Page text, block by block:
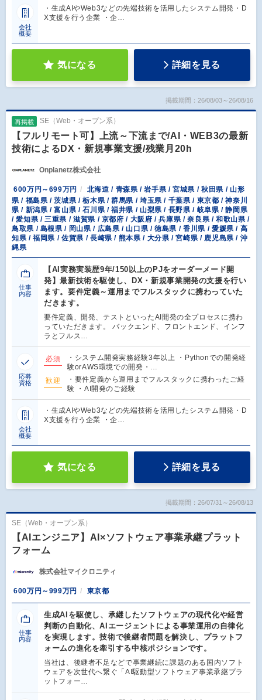
会社
概要
・生成AIやWeb3などの先端技術を活用したシステム開発・D
X支援を行う企業 ・企…
気になる 詳細を見る
掲載期間：26/08/03～26/08/16
再掲載 SE（Web・オープン系）
【フルリモート可】上流～下流まで/AI・WEB3の最新
技術によるDX・新規事業支援/残業月20h
Onplanetz株式会社
600万円～699万円
北海道 / 青森県 / 岩手県 / 宮城県 / 秋田県 / 山形
県 / 福島県 / 茨城県 / 栃木県 / 群馬県 / 埼玉県 / 千葉県 / 東京都 / 神奈川
県 / 新潟県 / 富山県 / 石川県 / 福井県 / 山梨県 / 長野県 / 岐阜県 / 静岡県
/ 愛知県 / 三重県 / 滋賀県 / 京都府 / 大阪府 / 兵庫県 / 奈良県 / 和歌山県 /
鳥取県 / 島根県 / 岡山県 / 広島県 / 山口県 / 徳島県 / 香川県 / 愛媛県 / 高
知県 / 福岡県 / 佐賀県 / 長崎県 / 熊本県 / 大分県 / 宮崎県 / 鹿児島県 / 沖
縄県
仕事
内容
【AI実務実装歴9年/150以上のPJをオーダーメード開
発】最新技術を駆使し、DX・新規事業開発の支援を行い
ます。要件定義～運用までフルスタックに携わっていた
だきます。
要件定義、開発、テストといったAI開発の全プロセスに携わ
っていただきます。 バックエンド、フロントエンド、インフ
ラとフルス…
応募
資格
必須
・システム開発実務経験3年以上 ・Pythonでの開発経
験orAWS環境での開発・…
歓迎
・要件定義から運用までフルスタックに携わったご経
験 ・AI開発のご経験
会社
概要
・生成AIやWeb3などの先端技術を活用したシステム開発・D
X支援を行う企業 ・企…
気になる 詳細を見る
掲載期間：26/07/31～26/08/13
SE（Web・オープン系）
【AIエンジニア】AI×ソフトウェア事業承継プラット
フォーム
株式会社マイクロニティ
600万円～999万円 東京都
仕事
内容
生成AIを駆使し、承継したソフトウェアの現代化や経営
判断の自動化、AIエージェントによる事業運用の自律化
を実現します。技術で後継者問題を解決し、プラットフ
ォームの進化を牽引する中核ポジションです。
当社は、後継者不足などで事業継続に課題のある国内ソフト
ウェアを次世代へ繋ぐ「AI駆動型ソフトウェア事業承継プラ
ットフォー…